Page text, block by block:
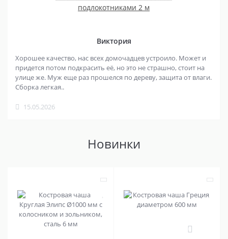
подлокотниками 2 м
Виктория
Хорошее качество, нас всех домочадцев устроило. Может и
придется потом подкрасить её, но это не страшно, стоит на
улице же. Муж еще раз прошелся по дереву, защита от влаги.
Сборка легкая..
15.05.2026
Новинки